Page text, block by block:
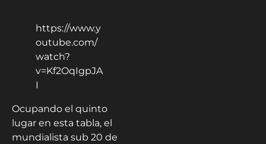
https://www.y
outube.com/
watch?
v=Kf2OqIgpJA
I
Ocupando el quinto
lugar en esta tabla, el
mundialista sub 20 de